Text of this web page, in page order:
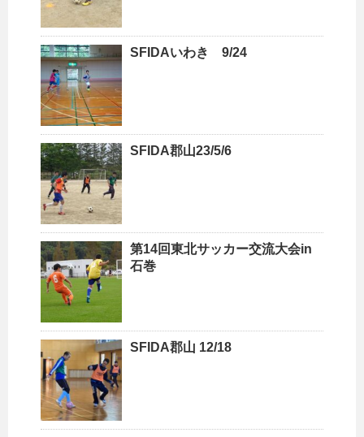
SFIDAいわき 9/24
SFIDA郡山23/5/6
第14回東北サッカー交流大会in
石巻
SFIDA郡山 12/18